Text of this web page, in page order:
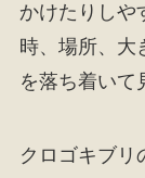
かけたりしや
時、場所、大
を落ち着いて
クロゴキブリ